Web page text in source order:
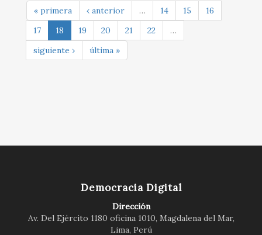
« primera ‹ anterior … 14 15
16
17
18 19 20 21 22
…
siguiente ›
última »
Democracia Digital
Dirección
Av. Del Ejército 1180 oficina 1010, Magdalena del Mar,
Lima, Perú